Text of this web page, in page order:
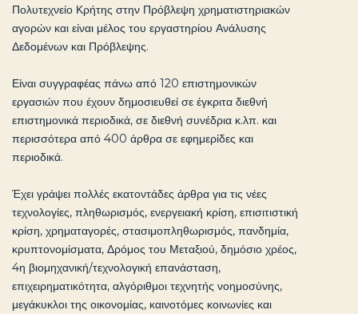
Πολυτεχνείο Κρήτης στην Πρόβλεψη χρηματιστηριακών
αγορών και είναι μέλος του εργαστηρίου Ανάλυσης
Δεδομένων και Πρόβλεψης.
Είναι συγγραφέας πάνω από 120 επιστημονικών
εργασιών που έχουν δημοσιευθεί σε έγκριτα διεθνή
επιστημονικά περιοδικά, σε διεθνή συνέδρια κ.λπ. και
περισσότερα από 400 άρθρα σε εφημερίδες και
περιοδικά.
Έχει γράψει πολλές εκατοντάδες άρθρα για τις νέες
τεχνολογίες, πληθωρισμός, ενεργειακή κρίση, επισιτιστική
κρίση, χρηματαγορές, στασιμοπληθωρισμός, πανδημία,
κρυπτονομίσματα, Δρόμος του Μεταξιού, δημόσιο χρέος,
4η βιομηχανική/τεχνολογική επανάσταση,
επιχειρηματικότητα, αλγόριθμοι τεχνητής νοημοσύνης,
μεγάκυκλοι της οικονομίας, καινοτόμες κοινωνίες και